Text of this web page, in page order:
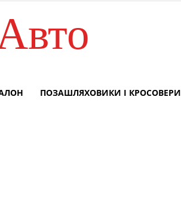
ПОЗАШЛЯХОВИКИ І КРОСОВЕРИ